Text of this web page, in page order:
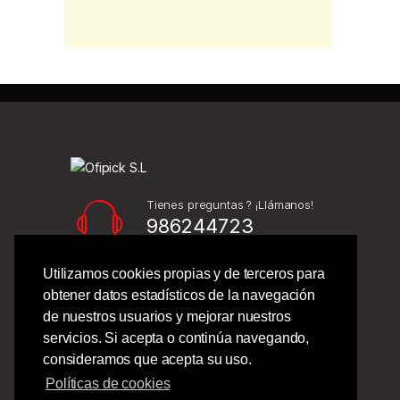
Utilizamos cookies propias y de terceros para
obtener datos estadísticos de la navegación
de nuestros usuarios y mejorar nuestros
servicios. Si acepta o continúa navegando,
consideramos que acepta su uso.
Políticas de cookies
Tienes preguntas ? ¡Llámanos!
986244723
Calle Barcelona 41,
Bajo Izquierdo,
Vigo - Pontevedra.